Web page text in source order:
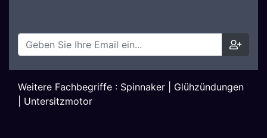
Weitere Fachbegriffe : Spinnaker
Glühzündungen
Untersitzmotor